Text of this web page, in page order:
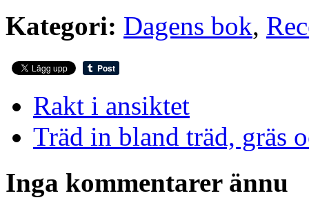
Kategori: Dagens bok,
Rakt i ansiktet
Träd in bland träd, gräs
Inga kommentarer ännu